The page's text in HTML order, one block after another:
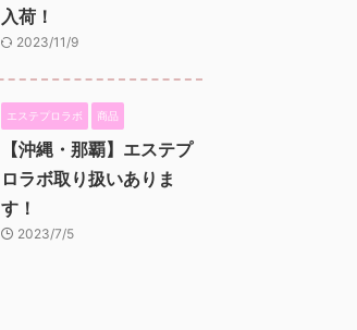
入荷！
2023/11/9
エステプロラボ 商品
【沖縄・那覇】エステプ
ロラボ取り扱いありま
す！
2023/7/5